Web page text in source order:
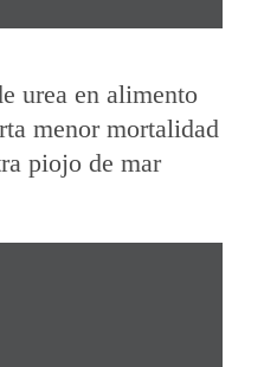
urea en alimento
menor mortalidad
piojo de mar